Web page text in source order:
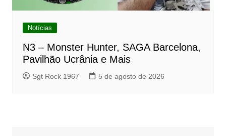
Notícias
N3 – Monster Hunter, SAGA Barcelona,
Pavilhão Ucrânia e Mais
Sgt Rock 1967 5 de agosto de 2026